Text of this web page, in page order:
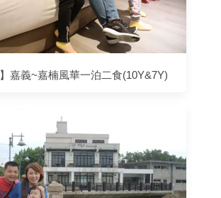
】嘉義~嘉楠風華一泊二食(10Y&7Y)